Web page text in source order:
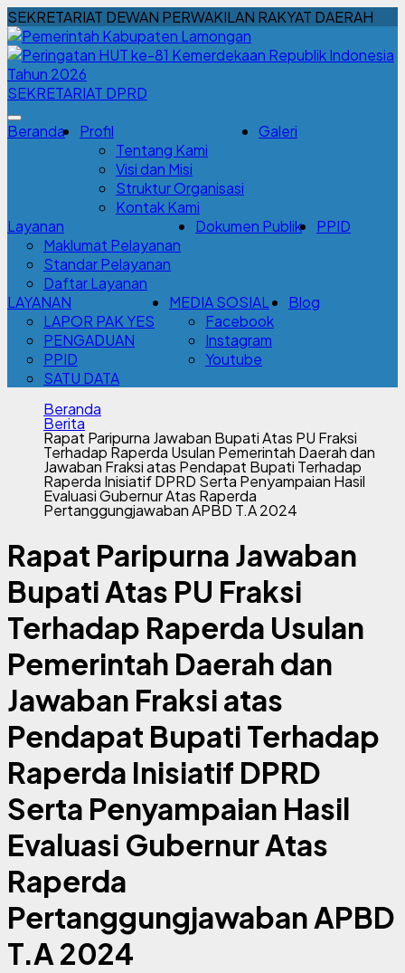
SEKRETARIAT DEWAN PERWAKILAN RAKYAT DAERAH
SEKRETARIAT DPRD
Beranda
Profil
Tentang Kami
Visi dan Misi
Struktur Organisasi
Kontak Kami
Galeri
Layanan
Maklumat Pelayanan
Standar Pelayanan
Daftar Layanan
Dokumen Publik PPID
LAYANAN
LAPOR PAK YES
PENGADUAN
PPID
SATU DATA
MEDIA SOSIAL
Facebook
Instagram
Youtube
Blog
Beranda
Berita
Rapat Paripurna Jawaban Bupati Atas PU Fraksi
Terhadap Raperda Usulan Pemerintah Daerah dan
Jawaban Fraksi atas Pendapat Bupati Terhadap
Raperda Inisiatif DPRD Serta Penyampaian Hasil
Evaluasi Gubernur Atas Raperda
Pertanggungjawaban APBD T.A 2024
Rapat Paripurna Jawaban
Bupati Atas PU Fraksi
Terhadap Raperda Usulan
Pemerintah Daerah dan
Jawaban Fraksi atas
Pendapat Bupati Terhadap
Raperda Inisiatif DPRD
Serta Penyampaian Hasil
Evaluasi Gubernur Atas
Raperda
Pertanggungjawaban APBD
T.A 2024